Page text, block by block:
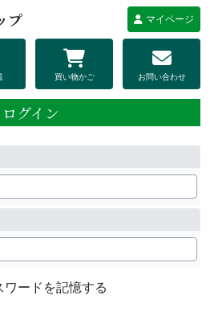
プ マイページ
買い物かご お問い合わせ
ログイン
ワードを記憶する